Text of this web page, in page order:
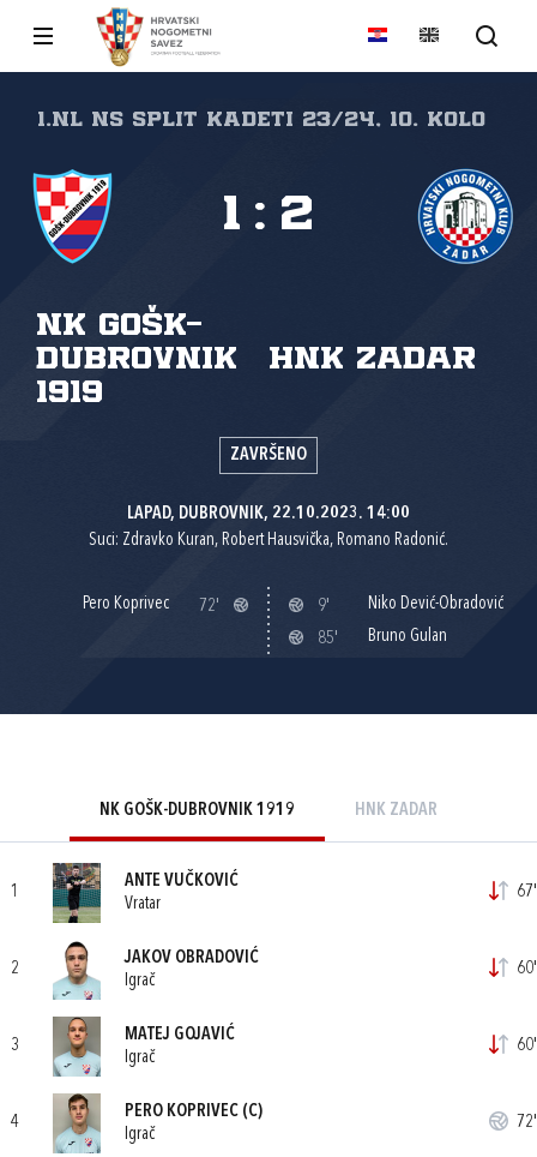
1.NL NS Split Kadeti 23/24, 10. kolo
NK GOŠK-
Dubrovnik
1919
HNK Zadar
1 : 2
ZAVRŠENO
LAPAD, DUBROVNIK, 22.10.2023. 14:00
Suci: Zdravko Kuran, Robert Hausvička, Romano Radonić.
Pero Koprivec 72' 9'
Niko Dević-Obradović
85'
Bruno Gulan
NK GOŠK-DUBROVNIK 1919 HNK ZADAR
1
ANTE VUČKOVIĆ
Vratar
67'
2
JAKOV OBRADOVIĆ
Igrač
60'
3
MATEJ GOJAVIĆ
Igrač
60'
4
PERO KOPRIVEC (C)
Igrač
72'